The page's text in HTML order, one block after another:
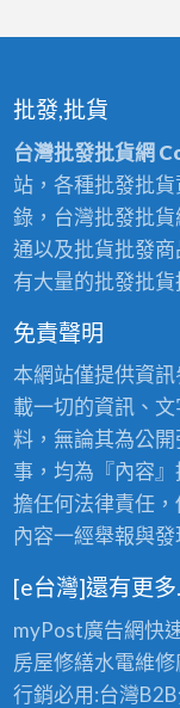
批發,批貨
台灣批發批貨網
站，各種批發批
錄，台灣批發批
通以及批貨批發
有大量的批發批貨
免責聲明
本網站僅提供資
載一切的資訊、
料，無論其為公
事，均為『內容
擔任何法律責任
內容一經舉報與
[e台灣]還有更
myPost廣告網快
房屋修繕水電維
行銷必用:台灣B2B